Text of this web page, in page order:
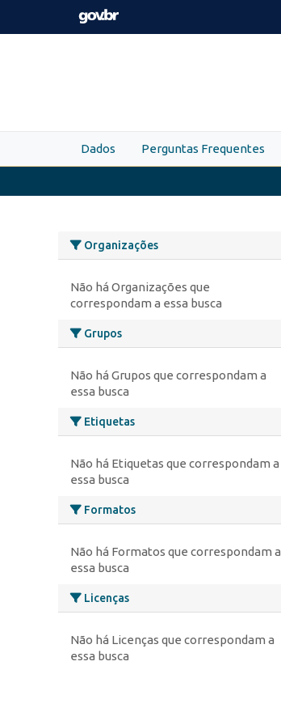
Skip to main content
Dados Perguntas Frequentes
Organizações
Não há Organizações que
correspondam a essa busca
Grupos
Não há Grupos que correspondam a
essa busca
Etiquetas
Não há Etiquetas que correspondam a
essa busca
Formatos
Não há Formatos que correspondam a
essa busca
Licenças
Não há Licenças que correspondam a
essa busca